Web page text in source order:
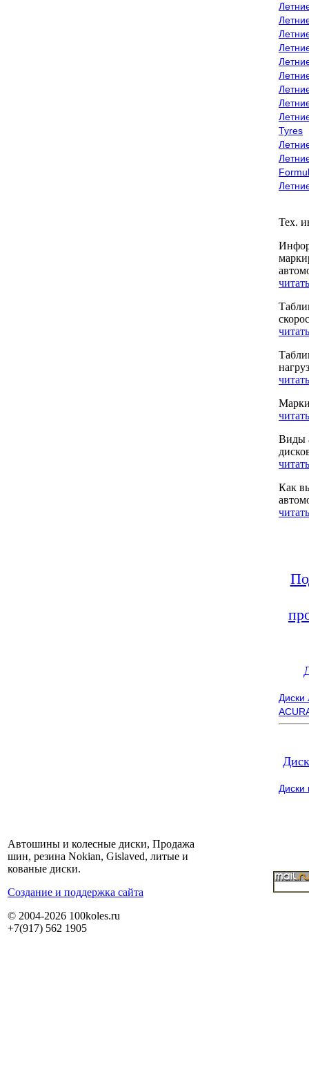
Tyres
Тех.
Виды
Как
Диски
Автошины и колесные диски, Продажа
шин, резина Nokian, Gislaved, литые и
кованые диски.
Cоздание и поддержка сайта
© 2004-2026 100koles.ru
+7(917) 562 1905